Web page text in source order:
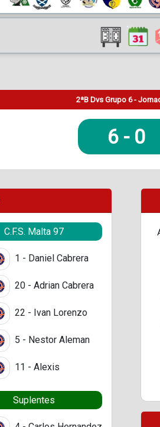
2ªB Dvs Grupo 6 -
6 - 0
C.F.S. Malta 97
1 - Daniel Cabrera
20 - Adrian Cabrera
22 - Ivan Lorenzo
5 - Nestor Aleman
11 - Alexis
Suplentes